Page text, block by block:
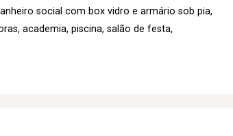
social com box vidro e armário sob pia,
academia, piscina, salão de festa,